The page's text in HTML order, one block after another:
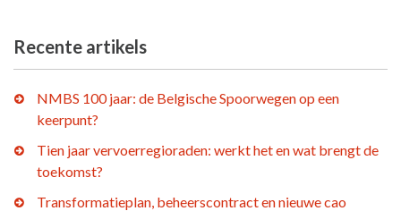
Recente artikels
NMBS 100 jaar: de Belgische Spoorwegen op een
keerpunt?
Tien jaar vervoerregioraden: werkt het en wat brengt de
toekomst?
Transformatieplan, beheerscontract en nieuwe cao